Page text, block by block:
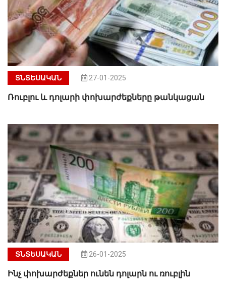
ՏՆՏԵՍԱԿԱՆ 27-01-2025
Ռուբլու և դոլարի փոխարժեքները թանկացան
ՏՆՏԵՍԱԿԱՆ 26-01-2025
Ինչ փոխարժեքներ ունեն դոլարն ու ռուբլին